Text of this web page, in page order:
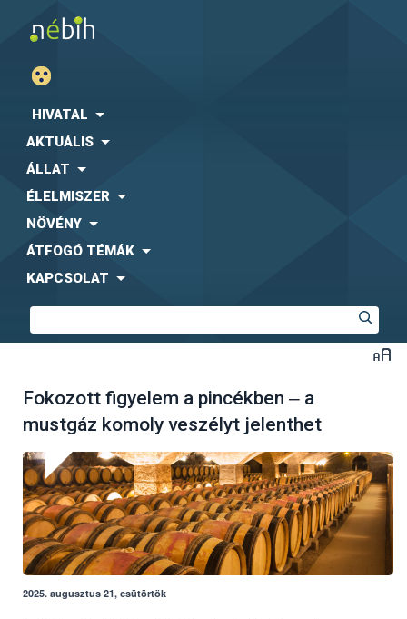
HIVATAL
AKTUÁLIS
ÁLLAT
ÉLELMISZER
NÖVÉNY
ÁTFOGÓ TÉMÁK
KAPCSOLAT
Fokozott figyelem a pincékben ‒ a
mustgáz komoly veszélyt jelenthet
2025. augusztus 21, csütörtök